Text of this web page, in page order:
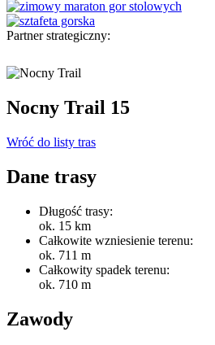
Partner strategiczny:
Nocny Trail 15
Wróć do listy tras
Dane trasy
Długość trasy:
ok. 15 km
Całkowite wzniesienie terenu:
ok. 711 m
Całkowity spadek terenu:
ok. 710 m
Zawody